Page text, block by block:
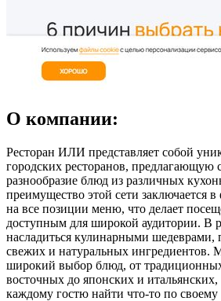
О компании:
Ресторан ИЛИ представляет собой
городских ресторанов, предлагающую
разнообразие блюд из различных
преимущество этой сети заключается
на все позиции меню, что делает
доступным для широкой аудитории. В
насладиться кулинарными шедеврами,
свежих и натуральных ингредиентов.
широкий выбор блюд, от
восточных до японских и итальянских,
каждому гостю найти что-то по своему